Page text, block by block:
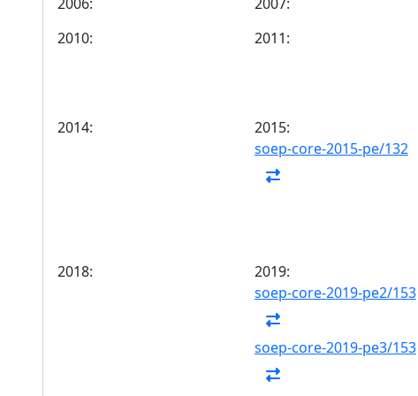
2010:
2011:
2014:
2015:
soep-core-2015-pe/132
2018:
2019:
soep-core-2019-pe2/153
soep-core-2019-pe3/153